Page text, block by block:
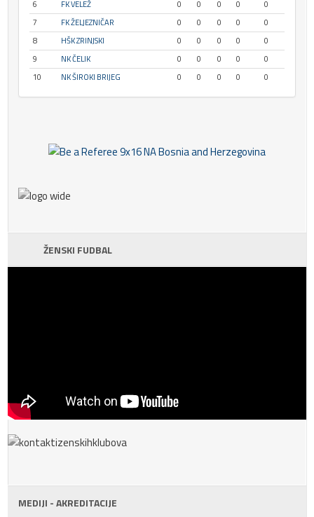
6
FK VELEŽ 0 0 0 0
0
7
FK ŽELJEZNIČAR 0 0 0 0
0
8
HŠK ZRINJSKI 0 0 0 0
0
9
NK ČELIK 0 0 0 0
0
10
NK ŠIROKI BRIJEG 0 0 0 0 0
ŽENSKI FUDBAL
MEDIJI - AKREDITACIJE